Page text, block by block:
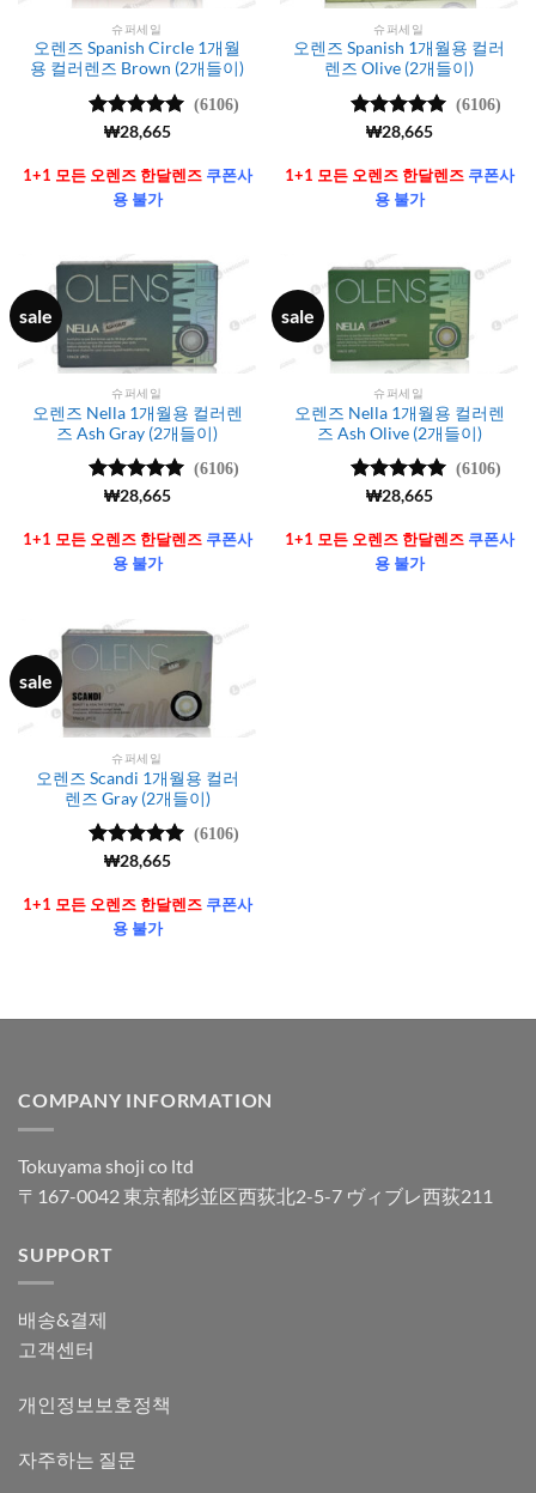
슈퍼세일
오렌즈 Spanish Circle 1개월
용 컬러렌즈 Brown (2개들이)
5 중에서
가됨
(6106)
₩28,665
1+1 모든 오렌즈 한달렌즈쿠폰사
용 불가
슈퍼세일
오렌즈 Spanish 1개월용 컬러
렌즈 Olive (2개들이)
5 중에서
가됨
(6106)
₩28,665
1+1 모든 오렌즈 한달렌즈쿠폰사
용 불가
sale
슈퍼세일
오렌즈 Nella 1개월용 컬러렌
즈 Ash Gray (2개들이)
5 중에서
가됨
(6106)
₩28,665
1+1 모든 오렌즈 한달렌즈쿠폰사
용 불가
sale
슈퍼세일
오렌즈 Nella 1개월용 컬러렌
즈 Ash Olive (2개들이)
5 중에서
가됨
(6106)
₩28,665
1+1 모든 오렌즈 한달렌즈쿠폰사
용 불가
sale
슈퍼세일
오렌즈 Scandi 1개월용 컬러
렌즈 Gray (2개들이)
5 중에서
가됨
(6106)
₩28,665
1+1 모든 오렌즈 한달렌즈쿠폰사
용 불가
COMPANY INFORMATION
Tokuyama shoji co ltd
〒167-0042 東京都杉並区西荻北2-5-7 ヴィブレ西荻211
SUPPORT
배송&결제
고객센터
개인정보보호정책
자주하는 질문